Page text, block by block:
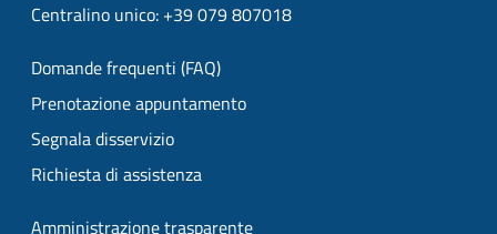
Centralino unico: +39 079 807018
Domande frequenti (FAQ)
Prenotazione appuntamento
Segnala disservizio
Richiesta di assistenza
Amministrazione trasparente